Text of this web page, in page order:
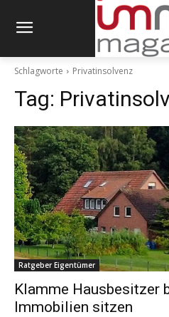
Schlagworte Privatinsolvenz
Tag:
Ratgeber Eigentümer
Klamme Hausbesitzer
Immobilien sitzen